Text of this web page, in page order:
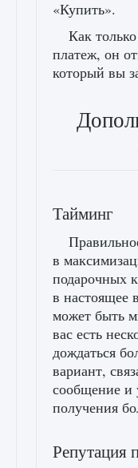
«Купить».
Как
платеж, он
который вы
Тайминг
в
подарочных
в настоящее
может быть
вас есть
дождаться
вариант,
сообщение и
получения
Репутация